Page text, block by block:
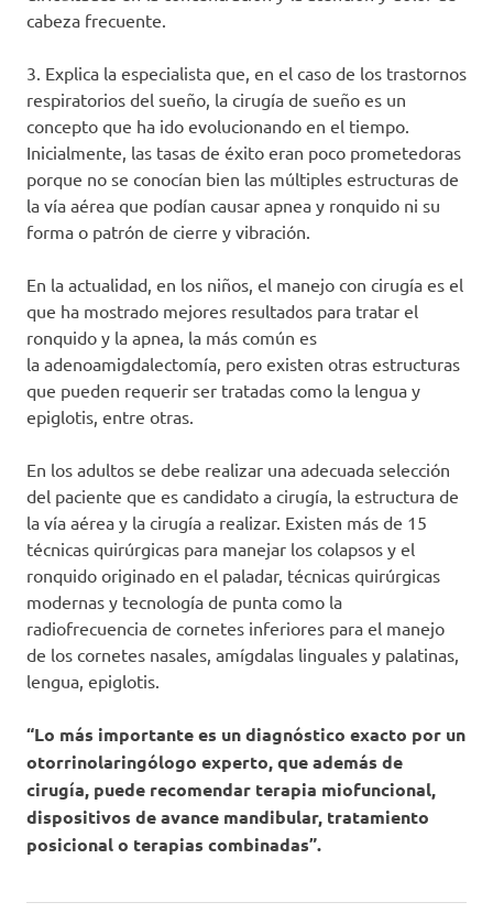
cabeza frecuente.
3. Explica la especialista que, en el caso de los trastornos
respiratorios del sueño, la cirugía de sueño es un
concepto que ha ido evolucionando en el tiempo.
Inicialmente, las tasas de éxito eran poco prometedoras
porque no se conocían bien las múltiples estructuras de
la vía aérea que podían causar apnea y ronquido ni su
forma o patrón de cierre y vibración.
En la actualidad, en los niños, el manejo con cirugía es el
que ha mostrado mejores resultados para tratar el
ronquido y la apnea, la más común es
la adenoamigdalectomía, pero existen otras estructuras
que pueden requerir ser tratadas como la lengua y
epiglotis, entre otras.
En los adultos se debe realizar una adecuada selección
del paciente que es candidato a cirugía, la estructura de
la vía aérea y la cirugía a realizar. Existen más de 15
técnicas quirúrgicas para manejar los colapsos y el
ronquido originado en el paladar, técnicas quirúrgicas
modernas y tecnología de punta como la
radiofrecuencia de cornetes inferiores para el manejo
de los cornetes nasales, amígdalas linguales y palatinas,
lengua, epiglotis.
“Lo más importante es un diagnóstico exacto por un
otorrinolaringólogo experto, que además de
cirugía, puede recomendar terapia miofuncional,
dispositivos de avance mandibular, tratamiento
posicional o terapias combinadas”.